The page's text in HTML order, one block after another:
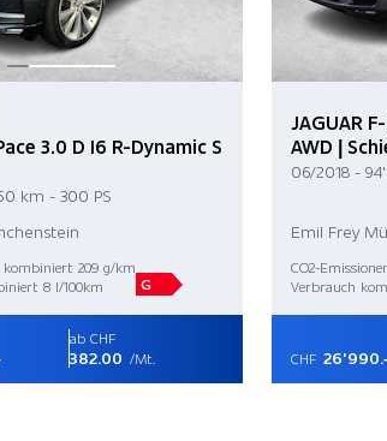
3.0 D I6 R-Dynamic S
km - 300 PS
kombiniert 209 g/km
8 l/100km
G
ab CHF
382.00 /Mt.
JAGUAR
AWD |
06/2018 -
Emil Frey
CO2-
Verbrauch
CHF